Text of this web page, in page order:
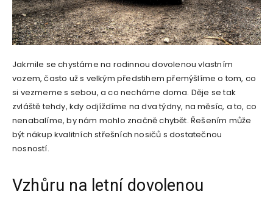
Jakmile se chystáme na rodinnou dovolenou vlastním
vozem, často už s velkým předstihem přemýšlíme o tom, co
si vezmeme s sebou, a co necháme doma. Děje se tak
zvláště tehdy, kdy odjíždíme na dva týdny, na měsíc, a to, co
nenabalíme, by nám mohlo značně chybět. Řešením může
být nákup kvalitních střešních nosičů s dostatečnou
nosností.
Vzhůru na letní dovolenou